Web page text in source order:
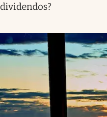
dividendos?